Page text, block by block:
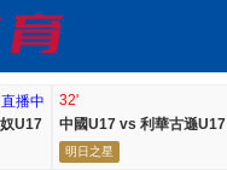
直播中
U17
32'
中國U17 vs 利華古遜U17
明日之星